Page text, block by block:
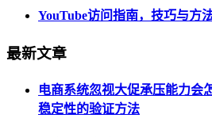
YouTube访问指南，技巧与方
最新文章
电商系统忽视大促承压能力会
稳定性的验证方法